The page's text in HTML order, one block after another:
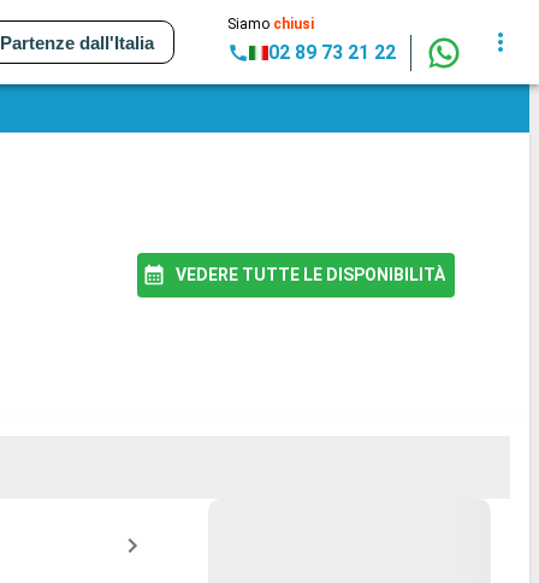
Partenze dall'Italia
Siamo chiusi
02 89 73 21 22
VEDERE TUTTE LE DISPONIBILITÀ